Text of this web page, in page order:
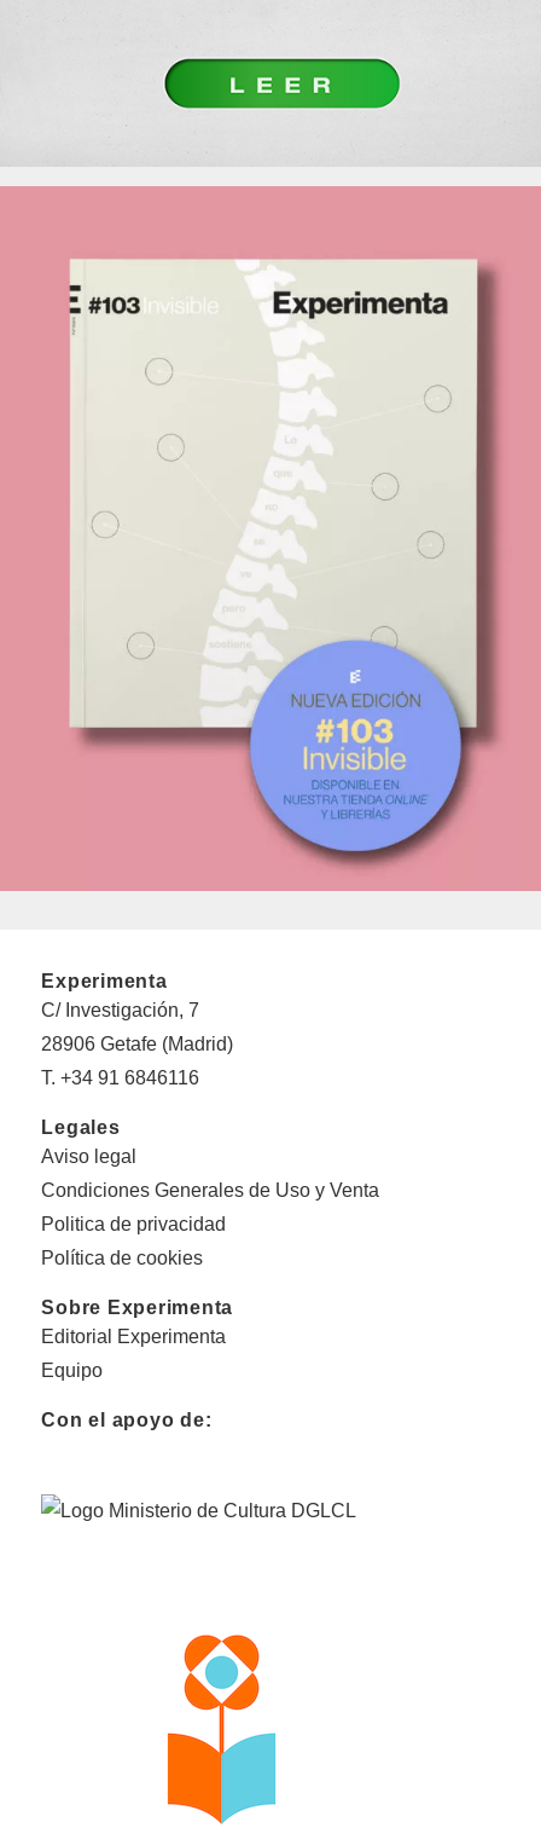
Experimenta
C/ Investigación, 7
28906 Getafe (Madrid)
T. +34 91 6846116
Legales
Aviso legal
Condiciones Generales de Uso y Venta
Politica de privacidad
Política de cookies
Sobre Experimenta
Editorial Experimenta
Equipo
Con el apoyo de: